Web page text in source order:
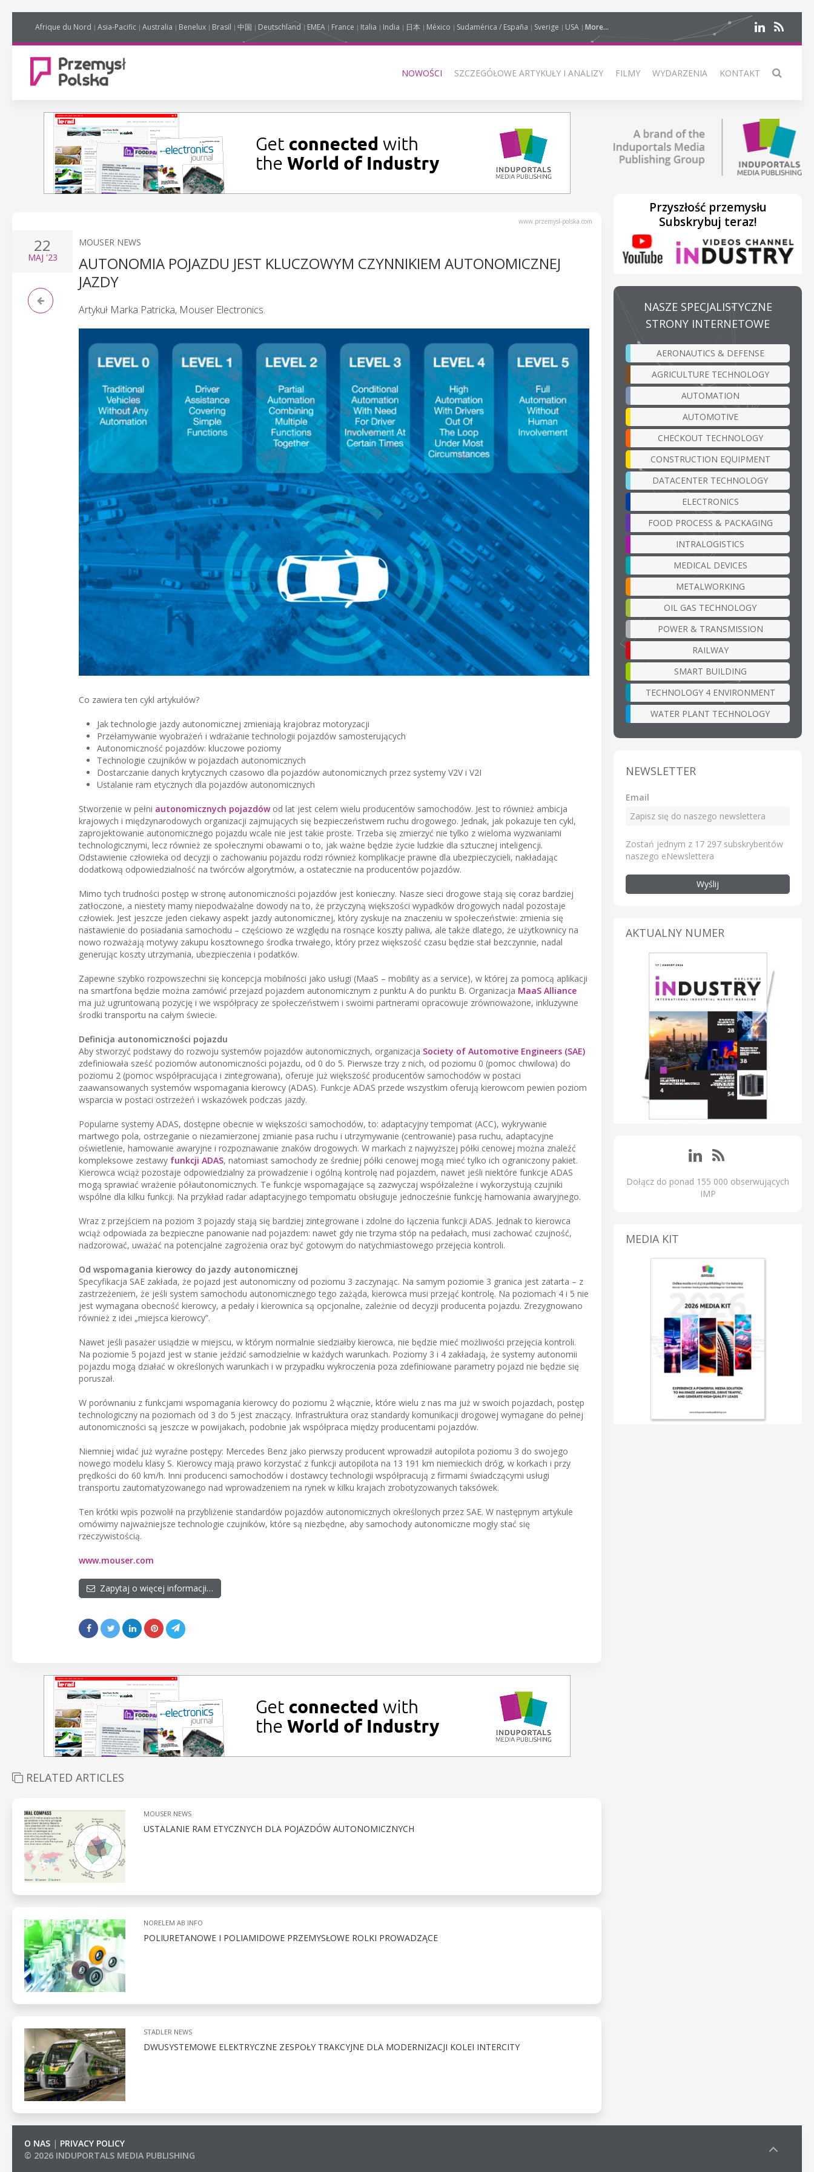
Afrique du Nord Asia-Pacific Australia Benelux Brasil 中国 Deutschland EMEA France Italia India 日本 México Sudamérica / España Sverige USA More...
NOWOŚCI SZCZEGÓŁOWE ARTYKUŁY I ANALIZY FILMY WYDARZENIA KONTAKT
www.przemysl-polska.com
22
MAJ '23
MOUSER NEWS
AUTONOMIA POJAZDU JEST KLUCZOWYM CZYNNIKIEM AUTONOMICZNEJ
JAZDY
Artykuł Marka Patricka, Mouser Electronics.
Co zawiera ten cykl artykułów?
Jak technologie jazdy autonomicznej zmieniają krajobraz motoryzacji
Przełamywanie wyobrażeń i wdrażanie technologii pojazdów samosterujących
Autonomiczność pojazdów: kluczowe poziomy
Technologie czujników w pojazdach autonomicznych
Dostarczanie danych krytycznych czasowo dla pojazdów autonomicznych przez systemy V2V i V2I
Ustalanie ram etycznych dla pojazdów autonomicznych
Stworzenie w pełni autonomicznych pojazdówod lat jest celem wielu producentów samochodów. Jest to również ambicja
krajowych i międzynarodowych organizacji zajmujących się bezpieczeństwem ruchu drogowego. Jednak, jak pokazuje ten cykl,
zaprojektowanie autonomicznego pojazdu wcale nie jest takie proste. Trzeba się zmierzyć nie tylko z wieloma wyzwaniami
technologicznymi, lecz również ze społecznymi obawami o to, jak ważne będzie życie ludzkie dla sztucznej inteligencji.
Odstawienie człowieka od decyzji o zachowaniu pojazdu rodzi również komplikacje prawne dla ubezpieczycieli, nakładając
dodatkową odpowiedzialność na twórców algorytmów, a ostatecznie na producentów pojazdów.
Mimo tych trudności postęp w stronę autonomiczności pojazdów jest konieczny. Nasze sieci drogowe stają się coraz bardziej
zatłoczone, a niestety mamy niepodważalne dowody na to, że przyczyną większości wypadków drogowych nadal pozostaje
człowiek. Jest jeszcze jeden ciekawy aspekt jazdy autonomicznej, który zyskuje na znaczeniu w społeczeństwie: zmienia się
nastawienie do posiadania samochodu – częściowo ze względu na rosnące koszty paliwa, ale także dlatego, że użytkownicy na
nowo rozważają motywy zakupu kosztownego środka trwałego, który przez większość czasu będzie stał bezczynnie, nadal
generując koszty utrzymania, ubezpieczenia i podatków.
Zapewne szybko rozpowszechni się koncepcja mobilności jako usługi (MaaS – mobility as a service), w której za pomocą aplikacji
na smartfona będzie można zamówić przejazd pojazdem autonomicznym z punktu A do punktu B. Organizacja MaaS Alliance
ma już ugruntowaną pozycję i we współpracy ze społeczeństwem i swoimi partnerami opracowuje zrównoważone, inkluzywne
środki transportu na całym świecie.
Definicja autonomiczności pojazdu
Aby stworzyć podstawy do rozwoju systemów pojazdów autonomicznych, organizacja Society of Automotive Engineers (SAE)
zdefiniowała sześć poziomów autonomiczności pojazdu, od 0 do 5. Pierwsze trzy z nich, od poziomu 0 (pomoc chwilowa) do
poziomu 2 (pomoc współpracująca i zintegrowana), oferuje już większość producentów samochodów w postaci
zaawansowanych systemów wspomagania kierowcy (ADAS). Funkcje ADAS przede wszystkim oferują kierowcom pewien poziom
wsparcia w postaci ostrzeżeń i wskazówek podczas jazdy.
Popularne systemy ADAS, dostępne obecnie w większości samochodów, to: adaptacyjny tempomat (ACC), wykrywanie
martwego pola, ostrzeganie o niezamierzonej zmianie pasa ruchu i utrzymywanie (centrowanie) pasa ruchu, adaptacyjne
oświetlenie, hamowanie awaryjne i rozpoznawanie znaków drogowych. W markach z najwyższej półki cenowej można znaleźć
kompleksowe zestawy funkcji ADAS, natomiast samochody ze średniej półki cenowej mogą mieć tylko ich ograniczony pakiet.
Kierowca wciąż pozostaje odpowiedzialny za prowadzenie i ogólną kontrolę nad pojazdem, nawet jeśli niektóre funkcje ADAS
mogą sprawiać wrażenie półautonomicznych. Te funkcje wspomagające są zazwyczaj współzależne i wykorzystują czujniki
wspólne dla kilku funkcji. Na przykład radar adaptacyjnego tempomatu obsługuje jednocześnie funkcję hamowania awaryjnego.
Wraz z przejściem na poziom 3 pojazdy stają się bardziej zintegrowane i zdolne do łączenia funkcji ADAS. Jednak to kierowca
wciąż odpowiada za bezpieczne panowanie nad pojazdem: nawet gdy nie trzyma stóp na pedałach, musi zachować czujność,
nadzorować, uważać na potencjalne zagrożenia oraz być gotowym do natychmiastowego przejęcia kontroli.
Od wspomagania kierowcy do jazdy autonomicznej
Specyfikacja SAE zakłada, że pojazd jest autonomiczny od poziomu 3 zaczynając. Na samym poziomie 3 granica jest zatarta – z
zastrzeżeniem, że jeśli system samochodu autonomicznego tego zażąda, kierowca musi przejąć kontrolę. Na poziomach 4 i 5 nie
jest wymagana obecność kierowcy, a pedały i kierownica są opcjonalne, zależnie od decyzji producenta pojazdu. Zrezygnowano
również z idei „miejsca kierowcy”.
Nawet jeśli pasażer usiądzie w miejscu, w którym normalnie siedziałby kierowca, nie będzie mieć możliwości przejęcia kontroli.
Na poziomie 5 pojazd jest w stanie jeździć samodzielnie w każdych warunkach. Poziomy 3 i 4 zakładają, że systemy autonomii
pojazdu mogą działać w określonych warunkach i w przypadku wykroczenia poza zdefiniowane parametry pojazd nie będzie się
poruszał.
W porównaniu z funkcjami wspomagania kierowcy do poziomu 2 włącznie, które wielu z nas ma już w swoich pojazdach, postęp
technologiczny na poziomach od 3 do 5 jest znaczący. Infrastruktura oraz standardy komunikacji drogowej wymagane do pełnej
autonomiczności są jeszcze w powijakach, podobnie jak współpraca między producentami pojazdów.
Niemniej widać już wyraźne postępy: Mercedes Benz jako pierwszy producent wprowadził autopilota poziomu 3 do swojego
nowego modelu klasy S. Kierowcy mają prawo korzystać z funkcji autopilota na 13 191 km niemieckich dróg, w korkach i przy
prędkości do 60 km/h. Inni producenci samochodów i dostawcy technologii współpracują z firmami świadczącymi usługi
transportu zautomatyzowanego nad wprowadzeniem na rynek w kilku krajach zrobotyzowanych taksówek.
Ten krótki wpis pozwolił na przybliżenie standardów pojazdów autonomicznych określonych przez SAE. W następnym artykule
omówimy najważniejsze technologie czujników, które są niezbędne, aby samochody autonomiczne mogły stać się
rzeczywistością.
www.mouser.com
Zapytaj o więcej informacji…
RELATED ARTICLES
MOUSER NEWS
USTALANIE RAM ETYCZNYCH DLA POJAZDÓW AUTONOMICZNYCH
NORELEM AB INFO
POLIURETANOWE I POLIAMIDOWE PRZEMYSŁOWE ROLKI PROWADZĄCE
STADLER NEWS
DWUSYSTEMOWE ELEKTRYCZNE ZESPOŁY TRAKCYJNE DLA MODERNIZACJI KOLEI INTERCITY
Przyszłość przemysłu
Subskrybuj teraz!
NASZE SPECJALISTYCZNE
STRONY INTERNETOWE
AERONAUTICS & DEFENSE
AGRICULTURE TECHNOLOGY
AUTOMATION
AUTOMOTIVE
CHECKOUT TECHNOLOGY
CONSTRUCTION EQUIPMENT
DATACENTER TECHNOLOGY
ELECTRONICS
FOOD PROCESS & PACKAGING
INTRALOGISTICS
MEDICAL DEVICES
METALWORKING
OIL GAS TECHNOLOGY
POWER & TRANSMISSION
RAILWAY
SMART BUILDING
TECHNOLOGY 4 ENVIRONMENT
WATER PLANT TECHNOLOGY
NEWSLETTER
Email
Zostań jednym z 17 297 subskrybentów
naszego eNewslettera
Wyślij
AKTUALNY NUMER
Dołącz do ponad 155 000 obserwujących
IMP
MEDIA KIT
O NAS | PRIVACY POLICY
© 2026 INDUPORTALS MEDIA PUBLISHING